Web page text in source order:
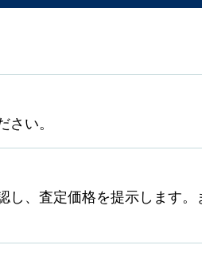
い。
、査定価格を提示します